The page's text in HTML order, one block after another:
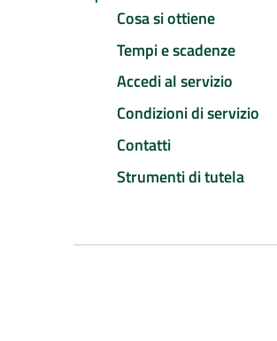
Cosa si ottiene
Tempi e scadenze
Accedi al servizio
Condizioni di servizio
Contatti
Strumenti di tutela